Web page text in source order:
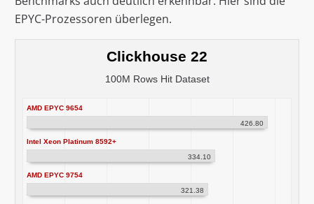
EPYC-Prozessoren überlegen.
Clickhouse 22
100M Rows Hit Dataset
AMD EPYC 9654
426.80
Intel Xeon Platinum 8592+
334.10
AMD EPYC 9754
321.38